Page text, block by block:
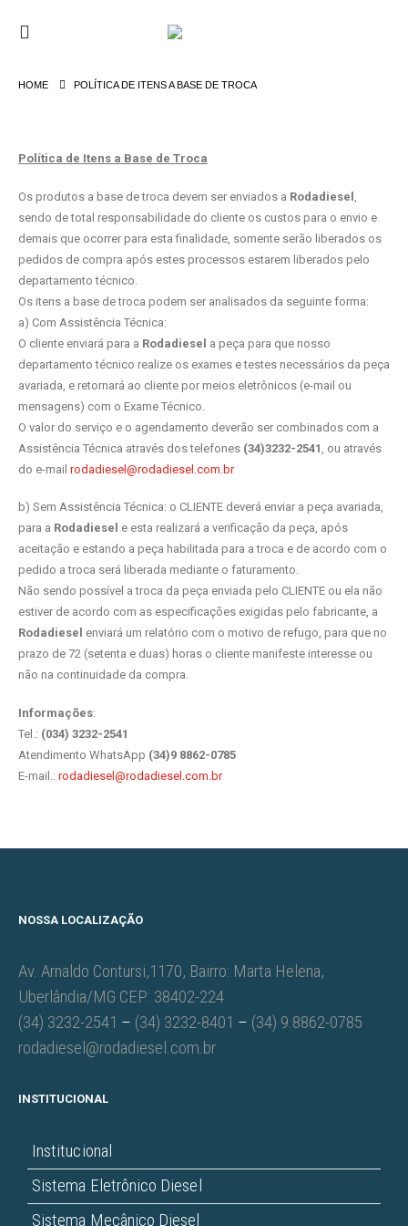
HOME POLÍTICA DE ITENS A BASE DE TROCA
Política de Itens a Base de Troca
Os produtos a base de troca devem ser enviados a Rodadiesel
sendo de total responsabilidade do cliente os custos para o envio e
demais que ocorrer para esta finalidade, somente serão liberados os
pedidos de compra após estes processos estarem liberados pelo
departamento técnico.
Os itens a base de troca podem ser analisados da seguinte forma:
a) Com Assistência Técnica:
O cliente enviará para a Rodadiesel a peça para que nosso
departamento técnico realize os exames e testes necessários da peça
avariada, e retornará ao cliente por meios eletrônicos (e-mail ou
mensagens) com o Exame Técnico.
O valor do serviço e o agendamento deverão ser combinados com a
Assistência Técnica através dos telefones (34)3232-2541 , ou através
do e-mail rodadiesel@rodadiesel.com.br
b) Sem Assistência Técnica: o CLIENTE deverá enviar a peça avariada,
para a Rodadiesel e esta realizará a verificação da peça, após
aceitação e estando a peça habilitada para a troca e de acordo com o
pedido a troca será liberada mediante o faturamento.
Não sendo possível a troca da peça enviada pelo CLIENTE ou ela não
estiver de acordo com as especificações exigidas pelo fabricante, a
Rodadiesel enviará um relatório com o motivo de refugo, para que no
prazo de 72 (setenta e duas) horas o cliente manifeste interesse ou
não na continuidade da compra.
Informações:
Tel.: (034) 3232-2541
Atendimento WhatsApp (34)9 8862-0785
E-mail.: rodadiesel@rodadiesel.com.br
NOSSA LOCALIZAÇÃO
Av. Arnaldo Contursi,1170, Bairro: Marta Helena,
Uberlândia/MG CEP: 38402-224
(34) 3232-2541 – (34) 3232-8401 – (34) 9.8862-0785
rodadiesel@rodadiesel.com.br
INSTITUCIONAL
Institucional
Sistema Eletrônico Diesel
Sistema Mecânico Diesel